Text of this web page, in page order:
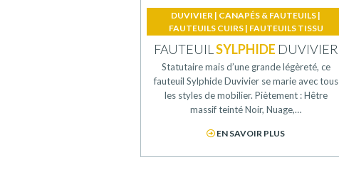
DUVIVIER | CANAPÉS & FAUTEUILS |
FAUTEUILS CUIRS| FAUTEUILS TISSU
FAUTEUIL SYLPHIDE DUVIVIER
Statutaire mais d’une grande légèreté, ce
fauteuil Sylphide Duvivier se marie avec tous
les styles de mobilier. Piètement : Hêtre
massif teinté Noir, Nuage,…
EN SAVOIR PLUS